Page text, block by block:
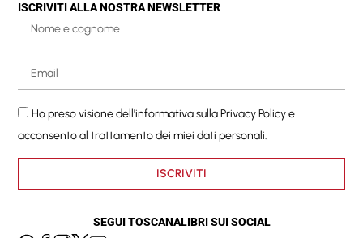
ISCRIVITI ALLA NOSTRA NEWSLETTER
Ho preso visione dell'informativa sullaPrivacy Policye
acconsento al trattamento dei miei dati personali.
ISCRIVITI
SEGUI TOSCANALIBRI SUI SOCIAL